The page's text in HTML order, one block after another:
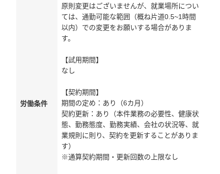
労働条件
原則変更はございませんが、就業場所につい
ては、通勤可能な範囲（概ね片道0.5~1時間
以内）での変更をお願いする場合がありま
す。
【試用期間】
なし
【契約期間】
期間の定め：あり（6カ月）
契約更新：あり（本件業務の必要性、健康状
態、勤務態度、勤務実績、会社の状況等、就
業規則に則り、契約を更新することがありま
す）
※通算契約期間・更新回数の上限なし